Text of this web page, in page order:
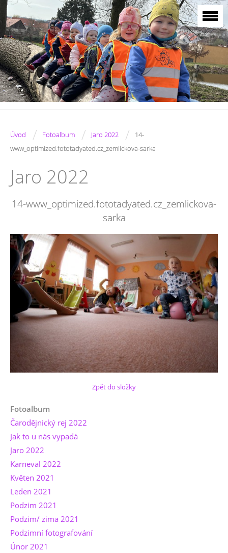
Úvod / Fotoalbum / Jaro 2022 /
14-
www_optimized.fototadyated.cz_zemlickova-sarka
Jaro 2022
14-www_optimized.fototadyated.cz_zemlickova-
sarka
Zpět do složky
Fotoalbum
Čarodějnický rej 2022
Jak to u nás vypadá
Jaro 2022
Karneval 2022
Květen 2021
Leden 2021
Podzim 2021
Podzim/ zima 2021
Podzimní fotografování
Únor 2021